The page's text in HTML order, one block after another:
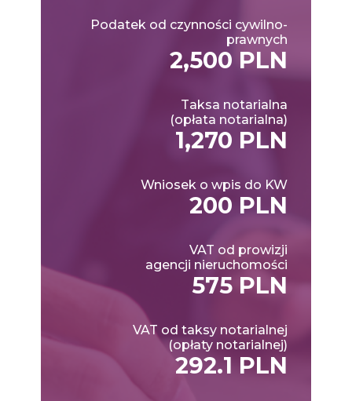
Podatek od czynności cywilno-
prawnych
2,500 PLN
Taksa notarialna
(opłata notarialna)
1,270 PLN
Wniosek o wpis do KW
200 PLN
VAT od prowizji
agencji nieruchomości
575 PLN
VAT od taksy notarialnej
(opłaty notarialnej)
292.1 PLN